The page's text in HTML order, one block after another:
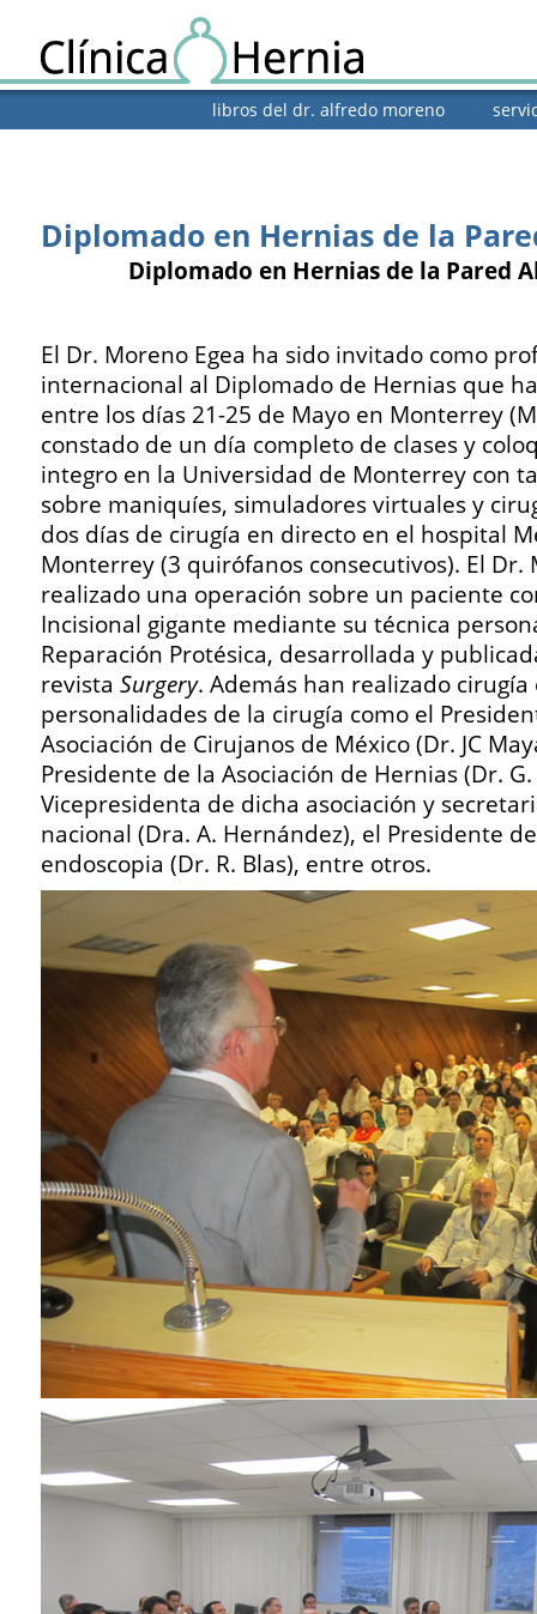
libros del dr. alfredo moreno
Diplomado en Hernias de la
Diplomado en Hernias de la Pared
El Dr. Moreno Egea ha sido invitado como
internacional al Diplomado de Hernias que
entre los días 21-25 de Mayo en Monterrey
constado de un día completo de clases y
integro en la Universidad de Monterrey con
sobre maniquíes, simuladores virtuales y
dos días de cirugía en directo en el hospital
Monterrey (3 quirófanos consecutivos). El Dr.
realizado una operación sobre un paciente
Incisional gigante mediante su técnica
Reparación Protésica, desarrollada y
revista Surgery. Además han realizado
personalidades de la cirugía como el
Asociación de Cirujanos de México (Dr. JC
Presidente de la Asociación de Hernias (Dr. G.
Vicepresidenta de dicha asociación y
nacional (Dra. A. Hernández), el Presidente
endoscopia (Dr. R. Blas), entre otros.